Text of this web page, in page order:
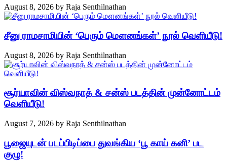
August 8, 2026 by Raja Senthilnathan
சீனு ராமசாமியின் ‘பெரும் மௌனங்கள்’ நூல் வெளியீடு!
August 8, 2026 by Raja Senthilnathan
சூர்யாவின் விஸ்வநாத் & சன்ஸ் படத்தின் முன்னோட்டம்
வெளியீடு!
August 7, 2026 by Raja Senthilnathan
பூஜையுடன் படப்பிடிப்பை துவங்கிய ‘பூ காய் கனி’ பட
குழு!